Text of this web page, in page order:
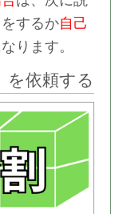
をするか自己
ります。
を依頼する